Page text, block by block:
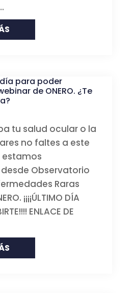
para poder
de ONERO. ¿Te
tu salud ocular o la
no faltes a este
estamos
Observatorio
Raras
¡¡¡¡ÚLTIMO DÍA
ENLACE DE